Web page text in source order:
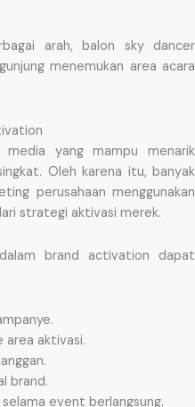
arah, balon sky dancer
menemukan area acara
yang mampu menarik
Oleh karena itu, banyak
perusahaan menggunakan
strategi aktivasi merek.
brand activation dapat
area aktivasi.
brand.
event berlangsung.